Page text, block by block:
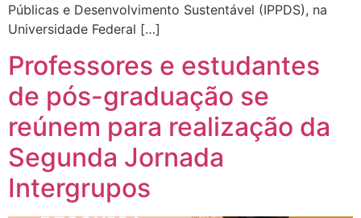
Públicas e Desenvolvimento Sustentável (IPPDS), na
Universidade Federal […]
Professores e estudantes
de pós-graduação se
reúnem para realização da
Segunda Jornada
Intergrupos